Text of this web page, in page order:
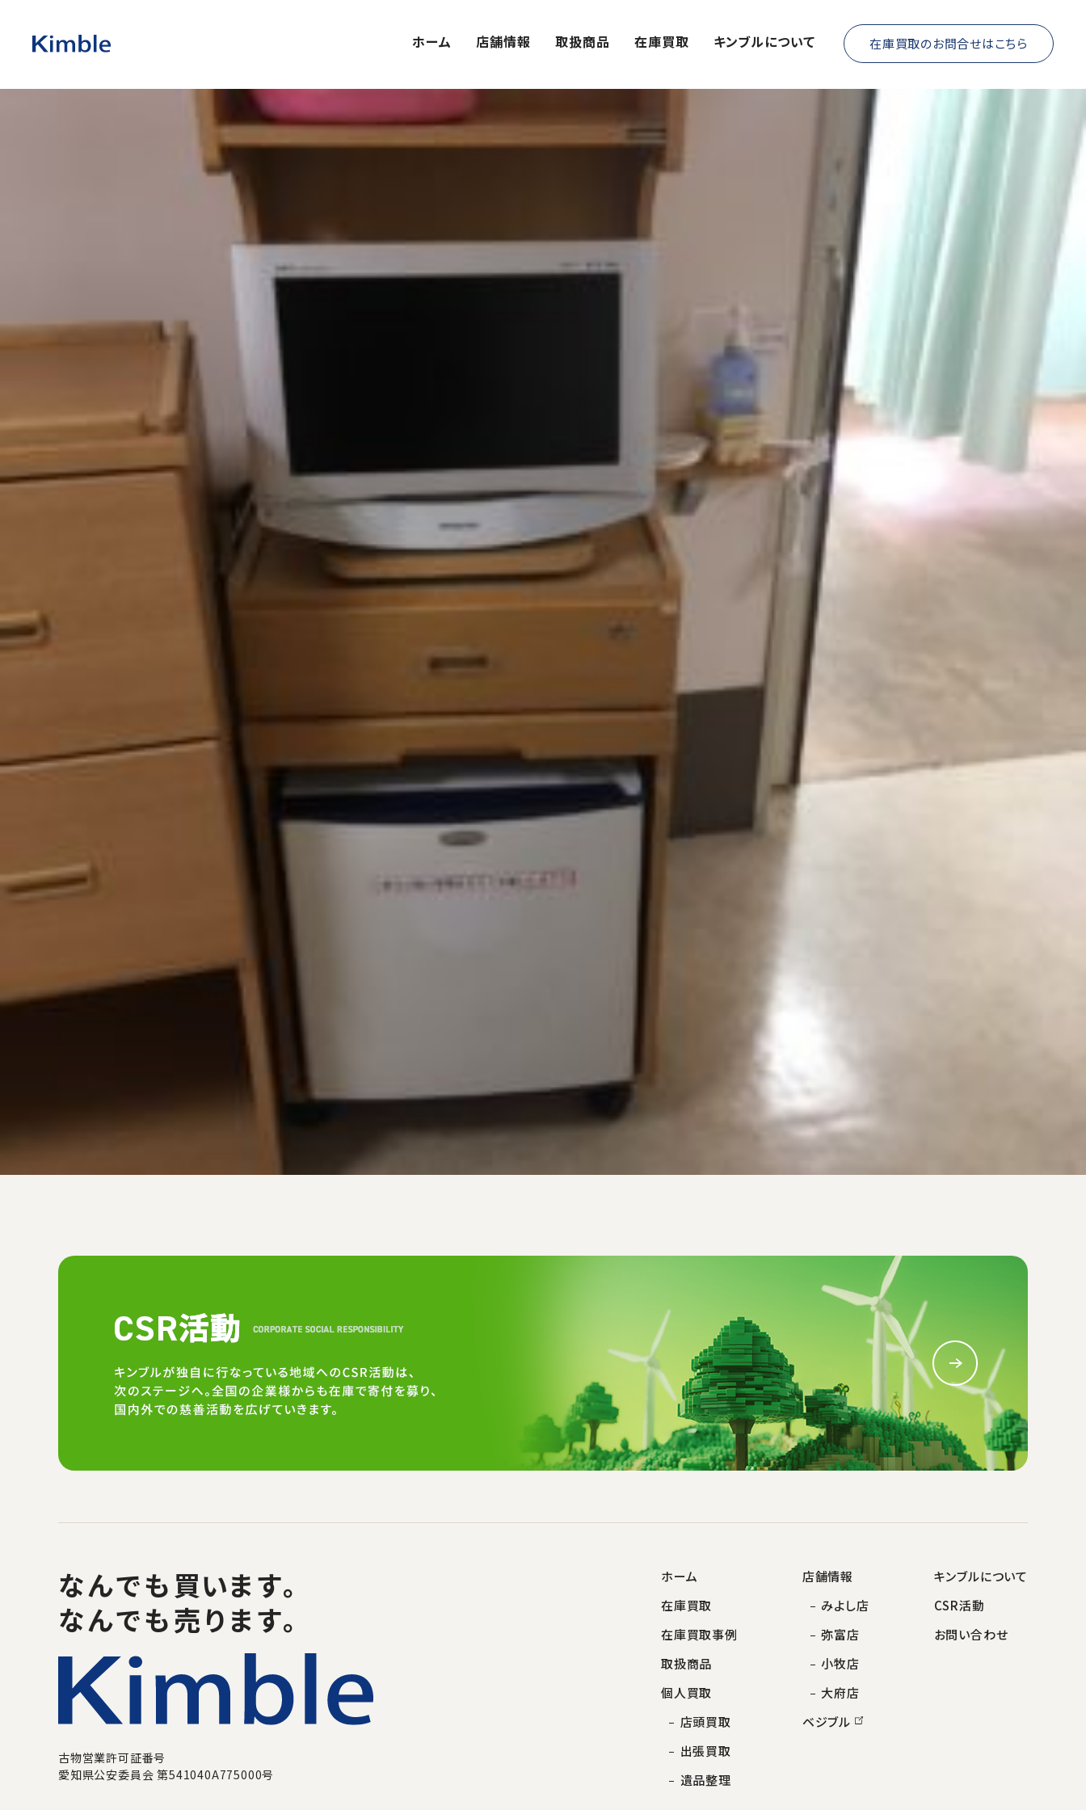
ホーム 店舗情報 取扱商品 在庫買取 キンブルについて 在庫買取のお問合せはこちら
なんでも買います。
なんでも売ります。
古物営業許可証番号
愛知県公安委員会 第541040A775000号
ホーム
在庫買取
在庫買取事例
取扱商品
個人買取
店頭買取
出張買取
遺品整理
店舗情報
みよし店
弥富店
小牧店
大府店
ベジブル
キンブルについて
CSR活動
お問い合わせ